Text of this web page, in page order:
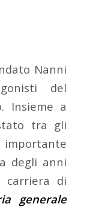
Nanni
del
Insieme a
tra gli
importante
degli anni
carriera di
generale